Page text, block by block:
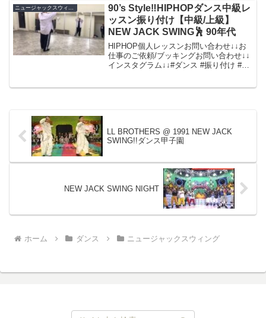
ッスン随時募集中！（日時）毎週水曜
日 19時10...
90’s Style‼️HIPHOPダンス中級レ
ッスン振り付け【中級/上級】
NEW JACK SWING🕺 90年代
HIPHOP個人レッスンお問い合わせ↓↓お
仕事のご依頼/ブッキングお問い合わせ↓↓
インスタグラム↓↓#ダンス #振り付け #ヒ
LL BROTHERS @ 1991 NEW JACK
SWING!!ダンス甲子園
NEW JACK SWING NIGHT
ホーム ダンス ニュージャックスウィング